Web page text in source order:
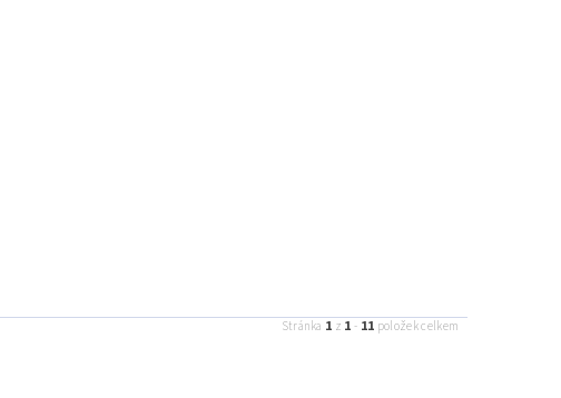
Stránka 1 z 1 - 11 položek celkem